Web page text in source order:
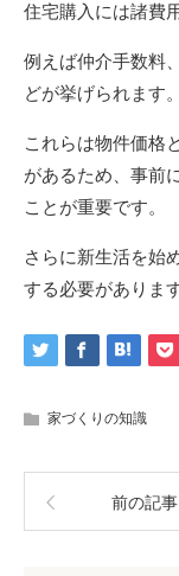
住宅購入には諸費
例えば仲介手数料
どが挙げられます。
これらは物件価格
があるため、事前
ことが重要です。
さらに新生活を始
する必要があります
家づくりの知識
前の記事